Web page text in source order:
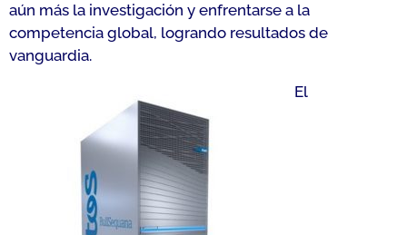
aún más la investigación y enfrentarse a la
competencia global, logrando resultados de
vanguardia.
El